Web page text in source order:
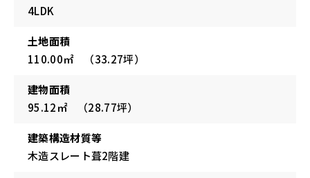
4LDK
土地面積
110.00㎡ （33.27坪）
建物面積
95.12㎡ （28.77坪）
建築構造材質等
木造スレート葺2階建